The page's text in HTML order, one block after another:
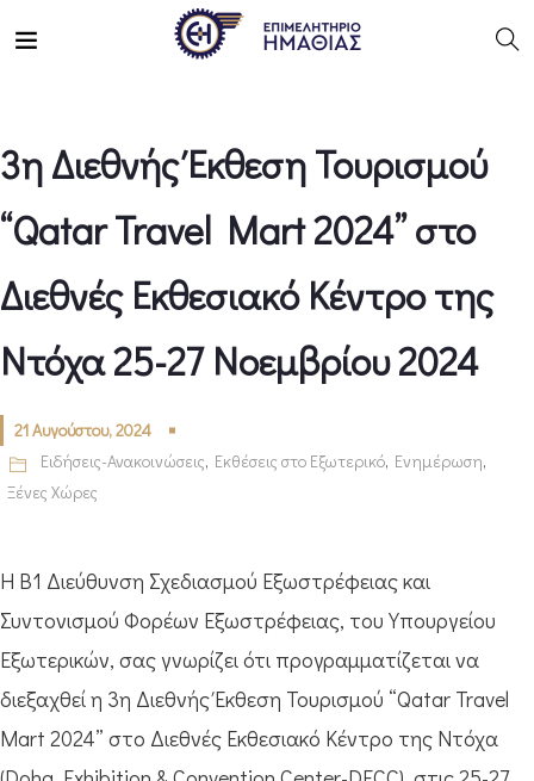
3η Διεθνής Έκθεση Τουρισμού
“Qatar Travel Mart 2024” στο
Διεθνές Εκθεσιακό Κέντρο της
Ντόχα 25-27 Νοεμβρίου 2024
21 Αυγούστου, 2024
Ειδήσεις-Ανακοινώσεις, Εκθέσεις στο Εξωτερικό, Ενημέρωση,
Ξένες Χώρες
Η Β1 Διεύθυνση Σχεδιασμού Εξωστρέφειας και
Συντονισμού Φορέων Εξωστρέφειας, του Υπουργείου
Εξωτερικών, σας γνωρίζει ότι προγραμματίζεται να
διεξαχθεί η 3η Διεθνής Έκθεση Τουρισμού “Qatar Travel
Mart 2024” στο Διεθνές Εκθεσιακό Κέντρο της Ντόχα